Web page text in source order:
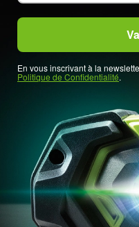
En vous inscrivant à la
Politique de Confidentialité.